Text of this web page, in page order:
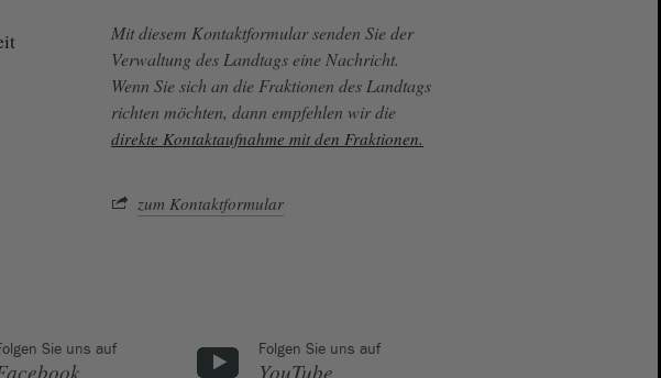
Mit diesem Kontaktformular senden Sie der
Verwaltung des Landtags eine Nachricht.
Wenn Sie sich an die Fraktionen des Landtags
richten möchten, dann empfehlen wir die
direkte Kontaktaufnahme mit den Fraktionen.
zum Kontaktformular
Sie uns auf Folgen Sie uns auf
YouTube